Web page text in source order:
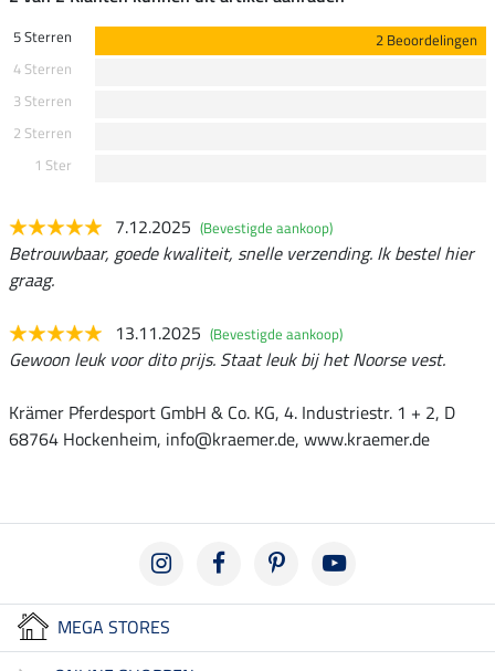
5 Sterren
2 Beoordelingen
4 Sterren
3 Sterren
2 Sterren
1 Ster
7.12.2025 (Bevestigde aankoop)
Betrouwbaar, goede kwaliteit, snelle verzending. Ik bestel hier
graag.
13.11.2025 (Bevestigde aankoop)
Gewoon leuk voor dito prijs. Staat leuk bij het Noorse vest.
Krämer Pferdesport GmbH & Co. KG, 4. Industriestr. 1 + 2, D
68764 Hockenheim, info@kraemer.de, www.kraemer.de
MEGA STORES